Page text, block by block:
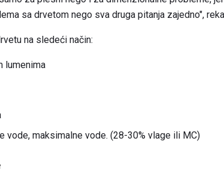
sa drvetom nego sva druga pitanja zajedno",
na sledeći način:
lumenima
vode, maksimalne vode. (28-30% vlage ili MC)